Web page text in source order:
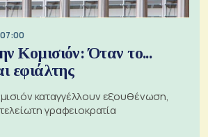
Κομισιόν: Όταν το...
εφιάλτης
καταγγέλλουν εξουθένωση,
γραφειοκρατία